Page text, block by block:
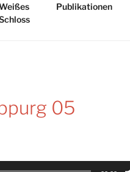
Publikationen
05